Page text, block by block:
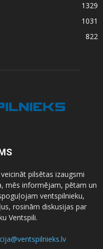
1329
1031
822
pilsētas izaugsmi
mēs informējam, pētam un
ventspilnieku,
rosinām diskusijas par
Ventspili.